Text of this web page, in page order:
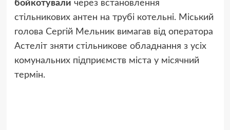
бойкотували через встановлення
стільникових антен на трубі котельні. Міський
голова Сергій Мельник вимагав від оператора
Астеліт зняти стільникове обладнання з усіх
комунальних підприємств міста у місячний
термін.